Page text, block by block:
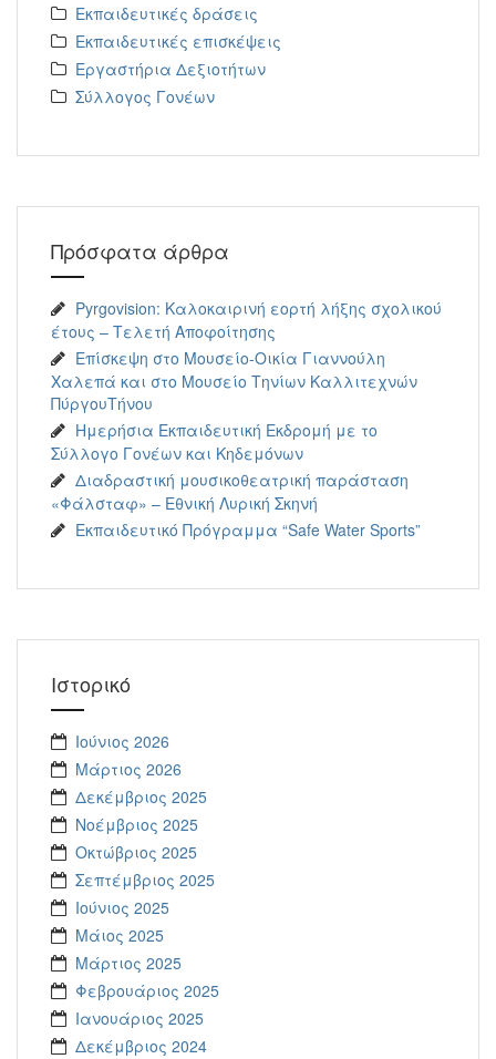
Εκπαιδευτικές δράσεις
Εκπαιδευτικές επισκέψεις
Εργαστήρια Δεξιοτήτων
Σύλλογος Γονέων
Πρόσφατα άρθρα
Pyrgovision: Καλοκαιρινή εορτή λήξης σχολικού
έτους – Τελετή Αποφοίτησης
Επίσκεψη στο Μουσείο-Οικία Γιαννούλη
Χαλεπά και στο Μουσείο Τηνίων Καλλιτεχνών
ΠύργουΤήνου
Ημερήσια Εκπαιδευτική Εκδρομή με το
Σύλλογο Γονέων και Κηδεμόνων
Διαδραστική μουσικοθεατρική παράσταση
«Φάλσταφ» – Εθνική Λυρική Σκηνή
Εκπαιδευτικό Πρόγραμμα “Safe Water Sports”
Ιστορικό
Ιούνιος 2026
Μάρτιος 2026
Δεκέμβριος 2025
Νοέμβριος 2025
Οκτώβριος 2025
Σεπτέμβριος 2025
Ιούνιος 2025
Μάιος 2025
Μάρτιος 2025
Φεβρουάριος 2025
Ιανουάριος 2025
Δεκέμβριος 2024